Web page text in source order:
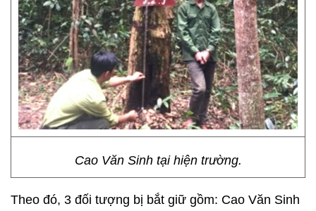
Cao Văn Sinh tại hiện trường.
Theo đó, 3 đối tượng bị bắt giữ gồm: Cao Văn Sinh